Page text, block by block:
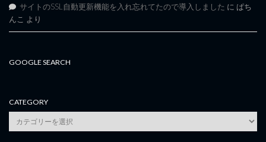
サイトのSSL自動更新機能を入れ忘れてたので導入しました に ぱち
んこ より
GOOGLE SEARCH
CATEGORY
category